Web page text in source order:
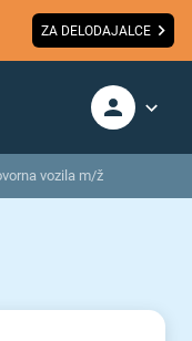
ZA DELODAJALCE
vozila m/ž